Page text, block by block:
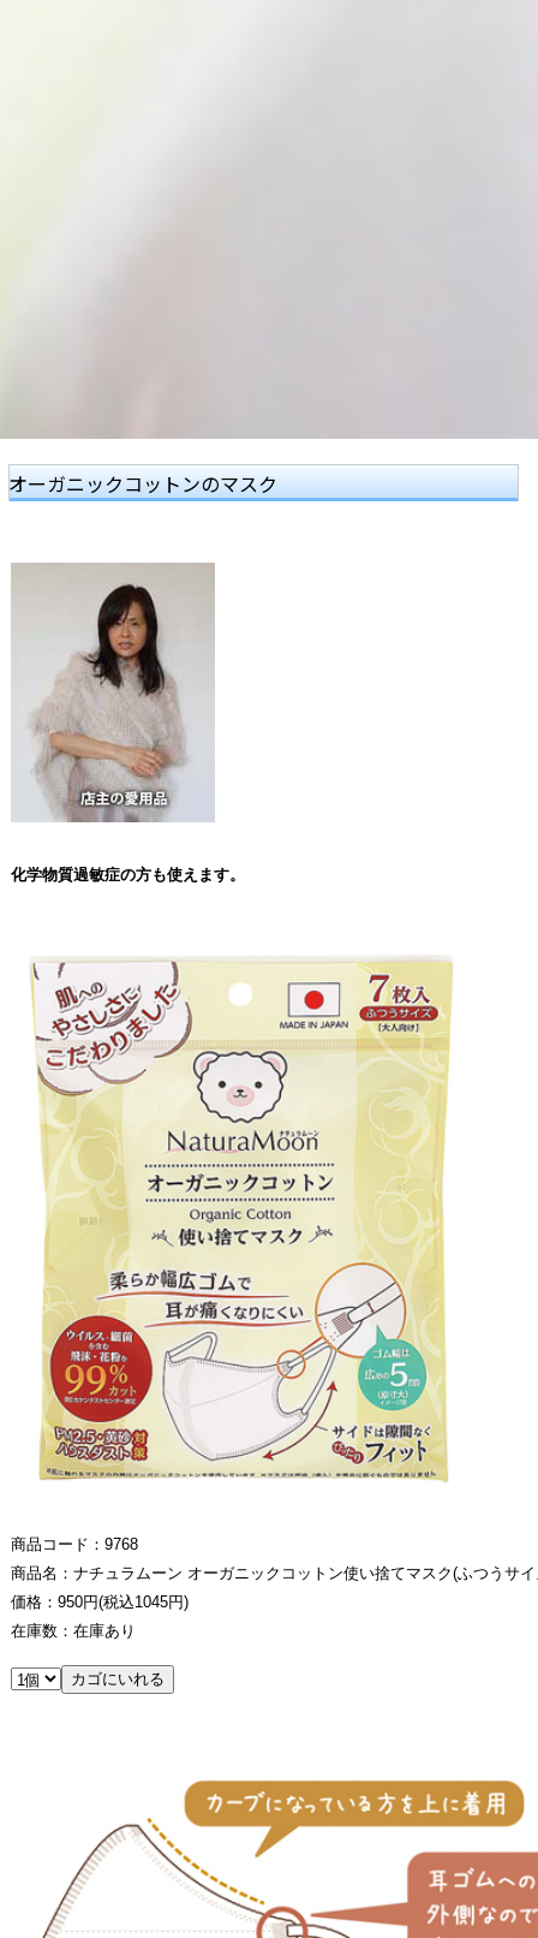
オーガニックコットンのマスク
化学物質過敏症の方も使えます。
商品コード：9768
商品名：ナチュラムーン オーガニックコットン使い捨てマスク(ふつうサイ
価格：950円(税込1045円)
在庫数：在庫あり